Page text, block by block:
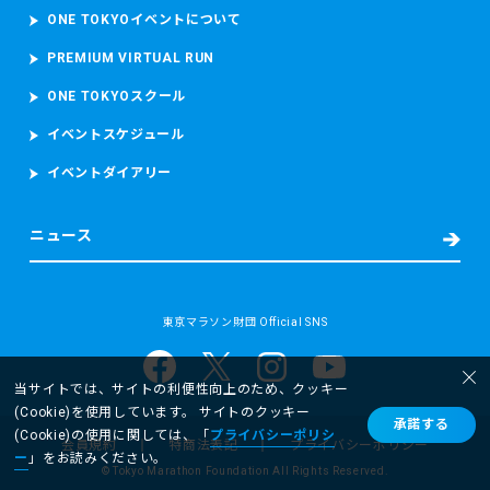
当サイトでは、サイトの利便性向上のため、クッキー
(Cookie)を使用しています。 サイトのクッキー
(Cookie)の使用に関しては、「 プライバシーポリシ
ー 」をお読みください。
承諾する
あります。）を撮影し、これらを取り扱います。
・救護又は病院への搬送が必要となった場合
療中の病気、現在服用中の薬、アレルギー、傷病名、症状、
発生場所、処置の内容（もしあれば）等の必要な情報を取得
また、病院へ搬送された場合には、当財団は、補償を含む事
及び改善のため、傷病名、症状経過、治療経過及び現在の処
方について当該病院から取得します。
成のために個人情報を取り扱います。
・東京マラソン等にご応募いただくため
・東京マラソン等を通じて寄付をしていただくため
ー 参加者の抽選及び登録のため
ー 大会応募者及び参加者へのサービス及び安全の向上
ー 大会協賛企業・協力・関係団体からの情報提供
ONE TOKYOイベントについて
PREMIUM VIRTUAL RUN
ONE TOKYOスクール
イベントスケジュール
イベントダイアリー
ニュース
東京マラソン財団 Official SNS
会員規約 特商法表記 プライバシーポリシー
©︎ Tokyo Marathon Foundation All Rights Reserved.